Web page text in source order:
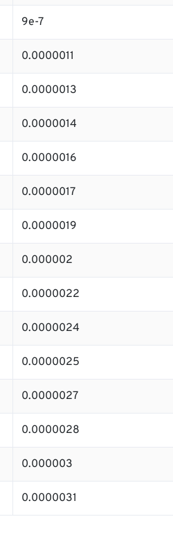
9e-7
0.0000011
0.0000013
0.0000014
0.0000016
0.0000017
0.0000019
0.000002
0.0000022
0.0000024
0.0000025
0.0000027
0.0000028
0.000003
0.0000031